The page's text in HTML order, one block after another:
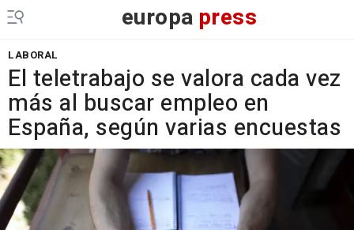
europa press
LABORAL
El teletrabajo se valora cada vez
más al buscar empleo en
España, según varias encuestas